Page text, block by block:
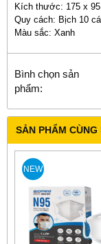
Kích thước: 175 x
Quy cách: Bịch 10
Màu sắc: Xanh
Bình chọn sản
phẩm:
SẢN PHẨM CÙNG
NEW